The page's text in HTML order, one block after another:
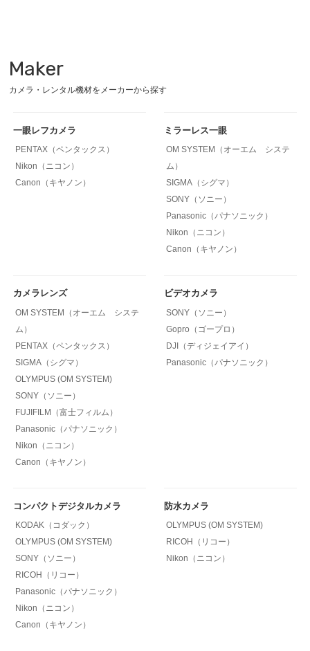
Maker
カメラ・レンタル機材をメーカーから探す
一眼レフカメラ
PENTAX（ペンタックス）
Nikon（ニコン）
Canon（キヤノン）
ミラーレス一眼
OM SYSTEM（オーエム システ
ム）
SIGMA（シグマ）
SONY（ソニー）
Panasonic（パナソニック）
Nikon（ニコン）
Canon（キヤノン）
カメラレンズ
OM SYSTEM（オーエム システ
ム）
PENTAX（ペンタックス）
SIGMA（シグマ）
OLYMPUS (OM SYSTEM)
SONY（ソニー）
FUJIFILM（富士フィルム）
Panasonic（パナソニック）
Nikon（ニコン）
Canon（キヤノン）
ビデオカメラ
SONY（ソニー）
Gopro（ゴープロ）
DJI（ディジェイアイ）
Panasonic（パナソニック）
コンパクトデジタルカメラ
KODAK（コダック）
OLYMPUS (OM SYSTEM)
SONY（ソニー）
RICOH（リコー）
Panasonic（パナソニック）
Nikon（ニコン）
Canon（キヤノン）
防水カメラ
OLYMPUS (OM SYSTEM)
RICOH（リコー）
Nikon（ニコン）